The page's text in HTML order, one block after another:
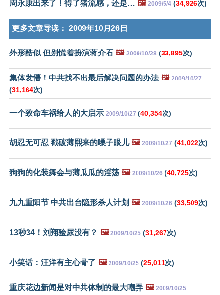
周永康出来了！得了猪流感，还是… 🖼️ 2009/5/4 (34,926次)
更多文章导读： 2009年10月26日
外形酷似 但别慌着扮演蒋介石 🖼️ 2009/10/28 (33,895次)
集体发懵！中共找不出最后解决问题的办法 🖼️ 2009/10/27
(31,164次)
一个致命车祸给人的大启示 2009/10/27 (40,354次)
胡忍无可忍 戳破薄熙来的嗓子眼儿 🖼️ 2009/10/27 (41,022次)
狗狗的化装舞会与薄瓜瓜的淫荡 🖼️ 2009/10/26 (40,725次)
九九重阳节 中共出台隐形杀人计划 🖼️ 2009/10/26 (33,509次)
13秒34！刘翔验尿没有？ 🖼️ 2009/10/25 (31,267次)
小笑话：汪洋有主心骨了 🖼️ 2009/10/25 (25,011次)
重庆花边新闻是对中共体制的最大嘲弄 🖼️ 2009/10/25